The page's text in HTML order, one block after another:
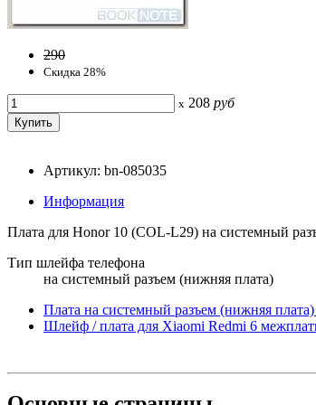
290
Скидка 28%
x 208 руб
Артикул: bn-085035
Информация
Плата для Honor 10 (COL-L29) на системный
Тип шлейфа телефона
на системный разъем (нижняя плата)
Плата на системный разъем (нижняя
Шлейф / плата для Xiaomi Redmi 6